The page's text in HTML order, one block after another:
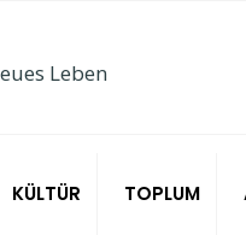
KÜLTÜR TOPLUM